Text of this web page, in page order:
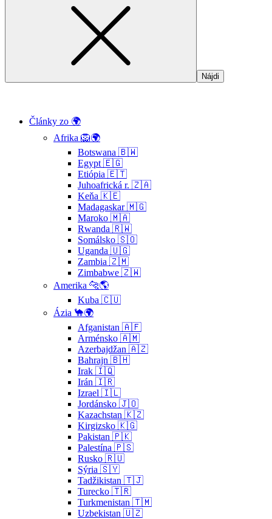
Články zo 🌍
Afrika 🦁🌍
Botswana 🇧🇼
Egypt 🇪🇬
Etiópia 🇪🇹
Juhoafrická r. 🇿🇦
Keňa 🇰🇪
Madagaskar 🇲🇬
Maroko 🇲🇦
Rwanda 🇷🇼
Somálsko 🇸🇴
Uganda 🇺🇬
Zambia 🇿🇲
Zimbabwe 🇿🇼
Amerika 🐆🌎
Kuba 🇨🇺
Ázia 🐪🌍
Afganistan 🇦🇫
Arménsko 🇦🇲
Azerbajdžan 🇦🇿
Bahrajn 🇧🇭
Irak 🇮🇶
Irán 🇮🇷
Izrael 🇮🇱
Jordánsko 🇯🇴
Kazachstan 🇰🇿
Kirgizsko 🇰🇬
Pakistan 🇵🇰
Palestína 🇵🇸
Rusko 🇷🇺
Sýria 🇸🇾
Tadžikistan 🇹🇯
Turecko 🇹🇷
Turkmenistan 🇹🇲
Uzbekistan 🇺🇿